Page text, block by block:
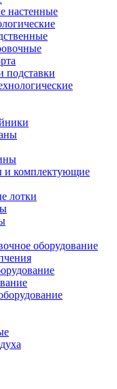
настенные
подставки
и комплектующие
лотки
оборудование